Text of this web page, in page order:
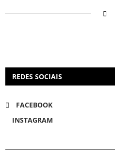
REDES SOCIAIS
FACEBOOK
INSTAGRAM